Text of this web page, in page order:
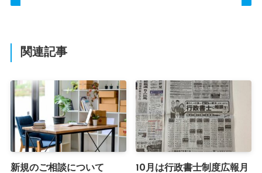
関連記事
新規のご相談について 10月は行政書士制度広報月